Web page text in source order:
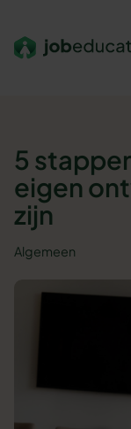
5
eigen
zijn
Algemeen